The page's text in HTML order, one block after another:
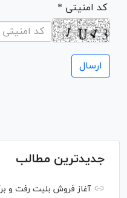
* کد امنیتی
جدیدترین مطالب